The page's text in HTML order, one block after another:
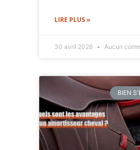
LIRE PLUS »
30 avril 2026 Aucun
BIEN